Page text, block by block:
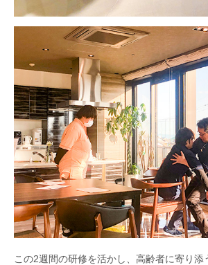
この2週間の研修を活かし、高齢者に寄り添